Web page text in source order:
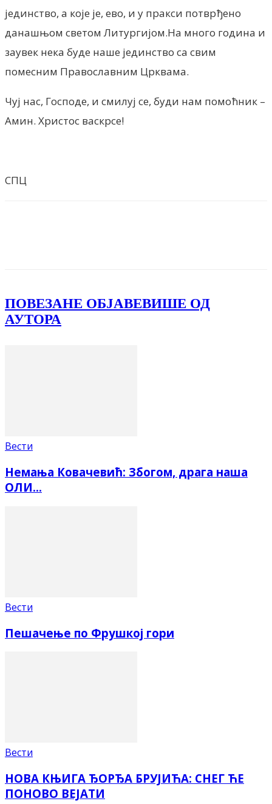
јединство, а које је, ево, и у пракси потврђено
данашњом светом Литургијом.На много година и
заувек нека буде наше јединство са свим
помесним Православним Црквама.
Чуј нас, Господе, и смилуј се, буди нам помоћник –
Амин. Христос васкрсе!
СПЦ
ПОВЕЗАНЕ ОБЈАВЕВИШЕ ОД
АУТОРА
Вести
Немања Ковачевић: Збогом, драга наша
ОЛИ…
Вести
Пешачење по Фрушкој гори
Вести
НОВА КЊИГА ЂОРЂА БРУЈИЋА: СНЕГ ЋЕ
ПОНОВО ВЕЈАТИ